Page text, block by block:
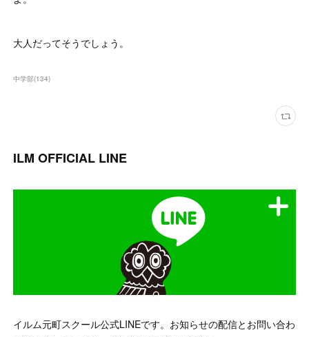
大人だってそうでしょう。
中学部(134)
ILM OFFICIAL LINE
イルム元町スクール公式LINEです。お知らせの配信とお問い合わ